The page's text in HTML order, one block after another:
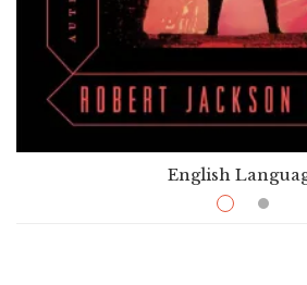
English
16.99 $38.99